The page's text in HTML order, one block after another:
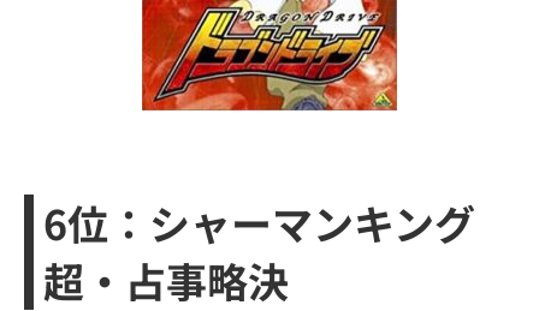
6位：シャーマンキング
超・占事略決